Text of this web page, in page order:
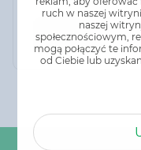
Do koszyka
ruch w naszej
naszej
społecznościowym,
mogą połączyć te
od Ciebie lub